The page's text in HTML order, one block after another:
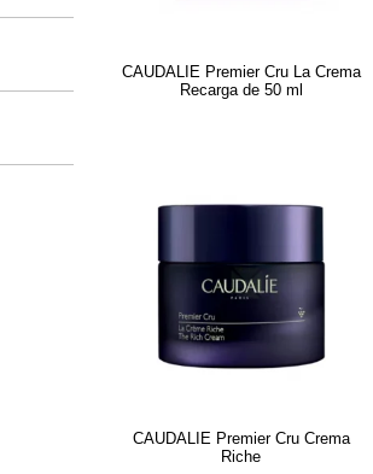
CAUDALIE Premier Cru La Crema
Recarga de 50 ml
CAUDALIE Premier Cru Crema
Riche